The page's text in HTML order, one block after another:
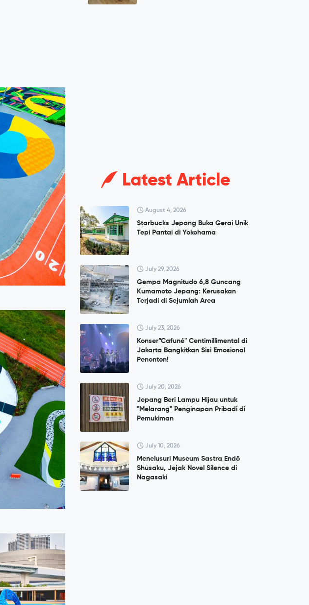
Latest Article
August 4, 2026
Starbucks Jepang Buka Gerai Unik
Tepi Pantai di Yokohama
July 29, 2026
Gempa Magnitudo 6,8 Guncang
Kumamoto Jepang: Kerusakan
Terjadi di Sejumlah Area
July 23, 2026
Konser”Cafuné" Centimillimental di
Jakarta Bangkitkan Sisi Emosional
Penonton!
July 20, 2026
Jepang Beri Lampu Hijau untuk
"Melarang" Penginapan Pribadi di
Pemukiman
July 10, 2026
Menelusuri Museum Sastra Endō
Shūsaku, Jejak Novel Silence di
Nagasaki